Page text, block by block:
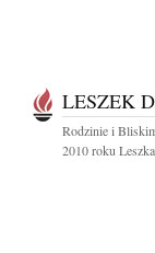
LESZEK
Rodzinie i
2010 roku